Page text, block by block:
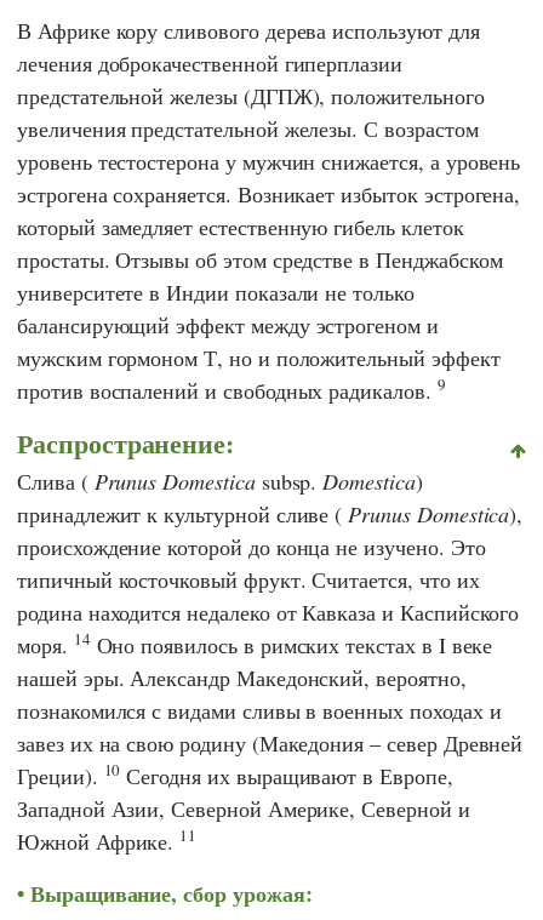
В Африке кору сливового дерева используют для
лечения доброкачественной гиперплазии
предстательной железы (ДГПЖ), положительного
увеличения предстательной железы. С возрастом
уровень тестостерона у мужчин снижается, а уровень
эстрогена сохраняется. Возникает избыток эстрогена,
который замедляет естественную гибель клеток
простаты. Отзывы об этом средстве вПенджабском
университете в Индии показали не только
балансирующий эффект между эстрогеном и
мужским гормоном Т, но и положительный эффект
против воспалений и свободных радикалов. 9
Распространение:
Слива ( Prunus Domesticasubsp.Domestica)
принадлежит к культурной сливе (Prunus Domestica),
происхождение которой до конца не изучено. Это
типичный косточковый фрукт. Считается, что их
родина находится недалеко от Кавказа и Каспийского
моря. 14 Оно появилось в римских текстах в I веке
нашей эры. Александр Македонский, вероятно,
познакомился с видами сливы в военных походах и
завез их на свою родину (Македония – север Древней
Греции). 10 Сегодня их выращивают в Европе,
Западной Азии, Северной Америке, Северной и
Южной Африке. 11
Выращивание, сбор урожая: